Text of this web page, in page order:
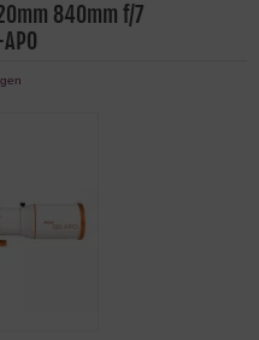
840mm f/7